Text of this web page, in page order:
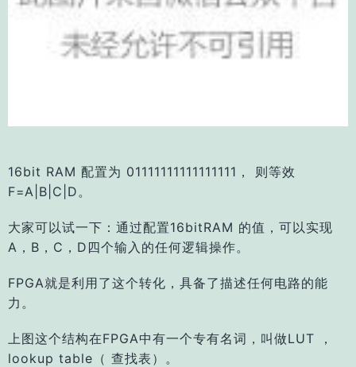
16bit RAM 配置为 01111111111111111， 则等效
F=A|B|C|D。
大家可以试一下：通过配置16bitRAM 的值，可以实现
A，B，C，D四个输入的任何逻辑操作。
FPGA就是利用了这个转化，具备了描述任何电路的能
力。
上图这个结构在FPGA中有一个专有名词，叫做LUT ，
lookup table（ 查找表）。